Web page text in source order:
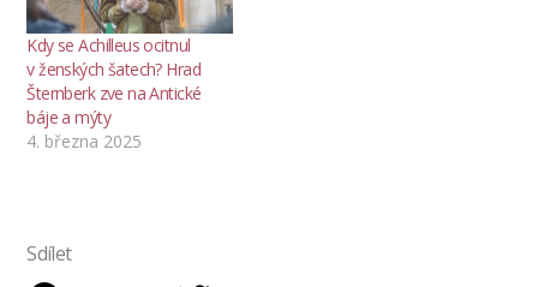
Kdy se Achilleus ocitnul
v ženských šatech? Hrad
Šternberk zve na Antické
báje a mýty
4. března 2025
Sdílet